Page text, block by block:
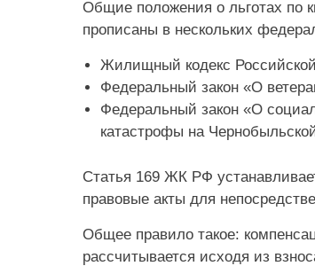
Общие положения о льготах по
прописаны в нескольких
Жилищный кодекс
Федеральный закон «О
Федеральный закон «О
катастрофы на
Статья 169 ЖК РФ
правовые акты для
Общее правило такое:
рассчитывается исходя из